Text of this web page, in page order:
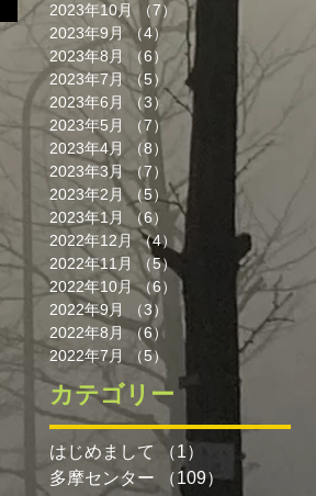
2023年10月
（7）
7件の記事
2023年9月 （4）4件の記事
2023年8月
（6） 6件の記事
2023年7月 （5） 5件の記事
2023年6月
（3） 3件の記事
2023年5月
（7）
2023年4月
（8）
8件の記事
2023年3月 （7）
7件の記事
2023年2月 （5）5件の記事
2023年1月
（6）
6件の記事
2022年12月 （4）4件の記事
2022年11月
（5）
5件の記事
2022年10月 （6）
6件の記事
2022年9月
（3）
3件の記事
2022年8月 （6）
2022年7月
（5）
カテゴリー
はじめまして （1）
1件の記事
多摩センター
（109）109件の記事